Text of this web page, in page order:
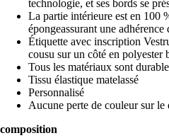
technologie, et ses bords se
La partie intérieure est en 100
épongeassurant une
Étiquette avec inscription
cousu sur un côté en polyester
Tous les matériaux sont
Tissu élastique matelassé
Personnalisé
Aucune perte de couleur sur le
composition